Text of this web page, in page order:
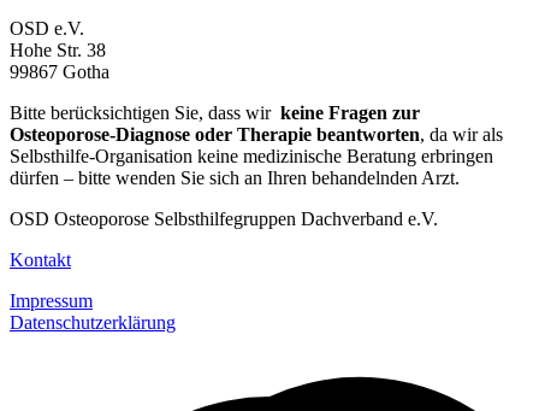
OSD e.V.
Hohe Str. 38
99867 Gotha
Bitte berücksichtigen Sie, dass wir keine Fragen zur
Osteoporose-Diagnose oder Therapie beantworten, da wir als
Selbsthilfe-Organisation keine medizinische Beratung erbringen
dürfen – bitte wenden Sie sich an Ihren behandelnden Arzt.
OSD Osteoporose Selbsthilfegruppen Dachverband e.V.
Kontakt
Impressum
Datenschutzerklärung